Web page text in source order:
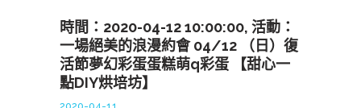
時間：2020-04-12 10:00:00, 活動：
一場絕美的浪漫約會 04/12 （日）復
活節夢幻彩蛋蛋糕萌q彩蛋 【甜心一
點DIY烘培坊】